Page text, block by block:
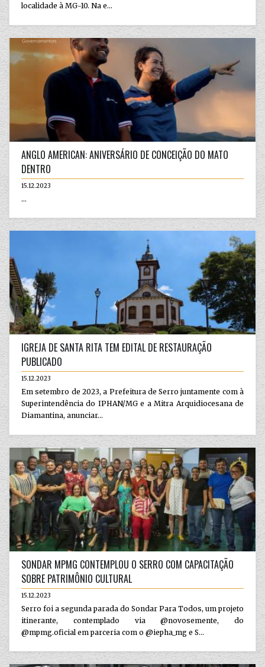
localidade à MG-10. Na e...
ANGLO AMERICAN: ANIVERSÁRIO DE CONCEIÇÃO DO MATO
DENTRO
15.12.2023
...
IGREJA DE SANTA RITA TEM EDITAL DE RESTAURAÇÃO
PUBLICADO
15.12.2023
Em setembro de 2023, a Prefeitura de Serro juntamente com à
Superintendência do IPHAN/MG e a Mitra Arquidiocesana de
Diamantina, anunciar...
SONDAR MPMG CONTEMPLOU O SERRO COM CAPACITAÇÃO
SOBRE PATRIMÔNIO CULTURAL
15.12.2023
Serro foi a segunda parada do Sondar Para Todos, um projeto
itinerante, contemplado via @novosemente, do
@mpmg.oficial em parceria com o @iepha_mg e S...